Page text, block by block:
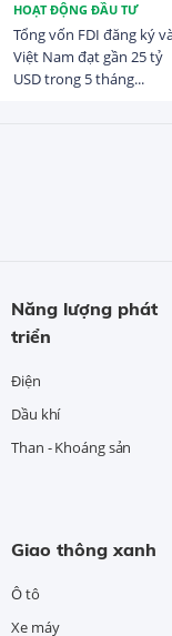
HOẠT ĐỘNG ĐẦU TƯ
Tổng vốn FDI đăng ký
Việt Nam đạt gần 25 tỷ
USD trong 5 tháng...
Năng lượng phát
triển
Điện
Dầu khí
Than - Khoáng sản
Giao thông xanh
Ô tô
Xe máy